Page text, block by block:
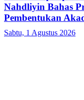
Nahdliyin Bahas
Pembentukan
Sabtu, 1 Agustus 2026